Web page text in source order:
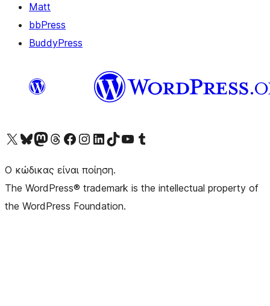
Matt
bbPress
BuddyPress
Visit our X (formerly Twitter) account
Visit our Bluesky account
Επισκεφθείτε τον λογαριασμό μας στο Mastodon
Visit our Threads account
Επισκεφτείτε τη σελίδα μας στο Facebook
Επισκεφθείτε τον λογαριασμό μας Instagram
Επισκεφθείτε τον λογαριασμό μας LinkedIn
Visit our TikTok account
Visit our YouTube channel
Visit our Tumblr account
Ο κώδικας είναι ποίηση.
The WordPress® trademark is the intellectual property of
the WordPress Foundation.